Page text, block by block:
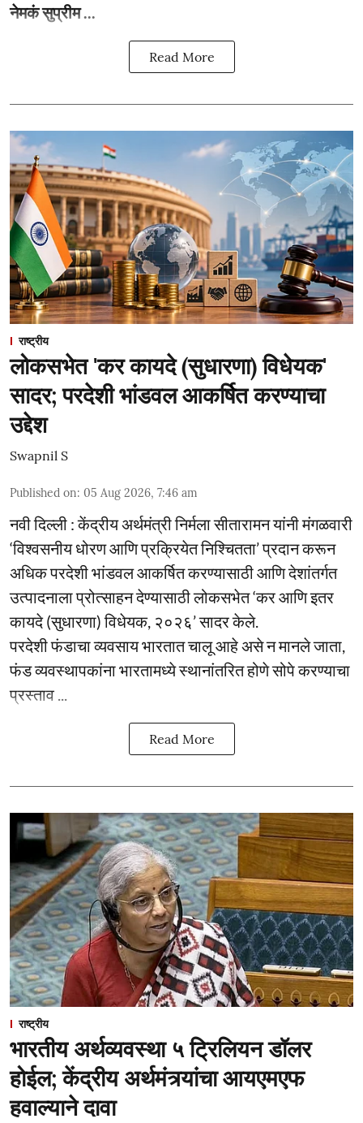
नेमकं सुप्रीम ...
Read More
राष्ट्रीय
लोकसभेत 'कर कायदे (सुधारणा) विधेयक'
सादर; परदेशी भांडवल आकर्षित करण्याचा
उद्देश
Swapnil S
Published on: 05 Aug 2026, 7:46 am
नवी दिल्ली : केंद्रीय अर्थमंत्री निर्मला सीतारामन यांनी मंगळवारी
‘विश्वसनीय धोरण आणि प्रक्रियेत निश्चितता’ प्रदान करून
अधिक परदेशी भांडवल आकर्षित करण्यासाठी आणि देशांतर्गत
उत्पादनाला प्रोत्साहन देण्यासाठी लोकसभेत ‘कर आणि इतर
कायदे (सुधारणा) विधेयक, २०२६’ सादर केले.
परदेशी फंडाचा व्यवसाय भारतात चालू आहे असे न मानले जाता,
फंड व्यवस्थापकांना भारतामध्ये स्थानांतरित होणे सोपे करण्याचा
प्रस्ताव ...
Read More
राष्ट्रीय
भारतीय अर्थव्यवस्था ५ ट्रिलियन डॉलर
होईल; केंद्रीय अर्थमंत्र्यांचा आयएमएफ
हवाल्याने दावा